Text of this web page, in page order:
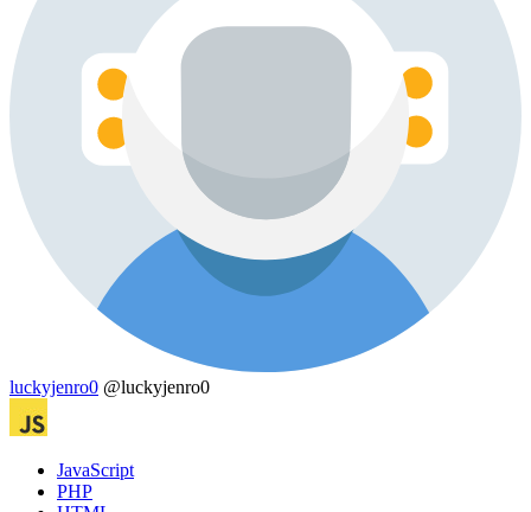
luckyjenro0 @luckyjenro0
JavaScript
PHP